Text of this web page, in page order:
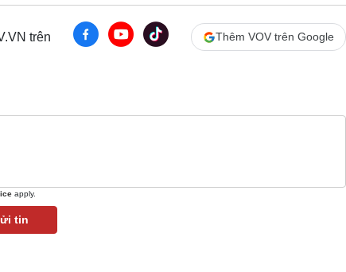
trên Thêm VOV trên Google
apply.
tin